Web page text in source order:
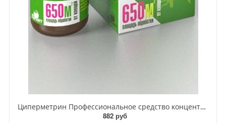
Циперметрин Профессиональное средство концентрат эмульсии 25% для уничтожения тараканов, мух,комаров, блох, клопов, муравьев, ос 50 мл
882 руб